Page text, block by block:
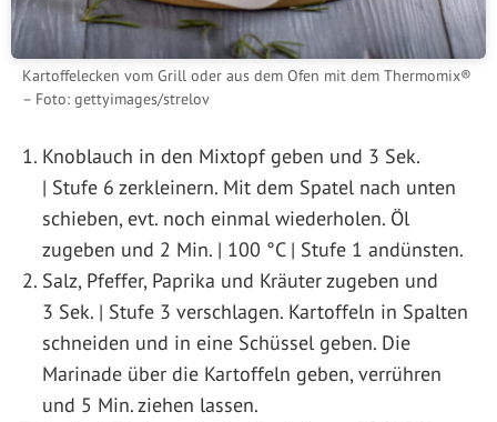
Kartoffelecken vom Grill oder aus dem Ofen mit dem Thermomix®
– Foto: gettyimages/strelov
Knoblauch in den Mixtopf geben und 3 Sek.
| Stufe 6 zerkleinern. Mit dem Spatel nach unten
schieben, evt. noch einmal wiederholen. Öl
zugeben und 2 Min. | 100 °C | Stufe 1 andünsten.
Salz, Pfeffer, Paprika und Kräuter zugeben und
3 Sek. | Stufe 3 verschlagen. Kartoffeln in Spalten
schneiden und in eine Schüssel geben. Die
Marinade über die Kartoffeln geben, verrühren
und 5 Min. ziehen lassen.